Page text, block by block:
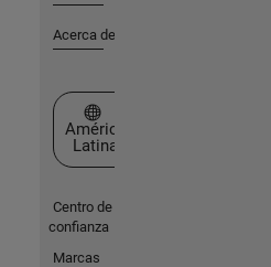
Acerca de MathWorks
Seleccione un país/idioma
América
Latina
Centro de
confianza
Marcas